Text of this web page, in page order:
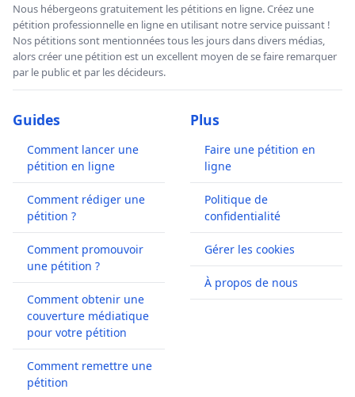
Nous hébergeons gratuitement les pétitions en ligne. Créez une
pétition professionnelle en ligne en utilisant notre service puissant !
Nos pétitions sont mentionnées tous les jours dans divers médias,
alors créer une pétition est un excellent moyen de se faire remarquer
par le public et par les décideurs.
Guides
Comment lancer une
pétition en ligne
Comment rédiger une
pétition ?
Comment promouvoir
une pétition ?
Comment obtenir une
couverture médiatique
pour votre pétition
Comment remettre une
pétition
Plus
Faire une pétition en
ligne
Politique de
confidentialité
Gérer les cookies
À propos de nous